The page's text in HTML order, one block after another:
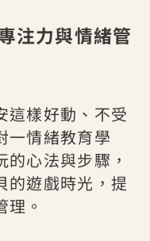
注力與情緒管
這樣好動、不受
一情緒教育學
心法與步驟，
的遊戲時光，提
。